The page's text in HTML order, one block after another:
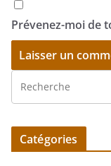
Prévenez-moi de
Catégories